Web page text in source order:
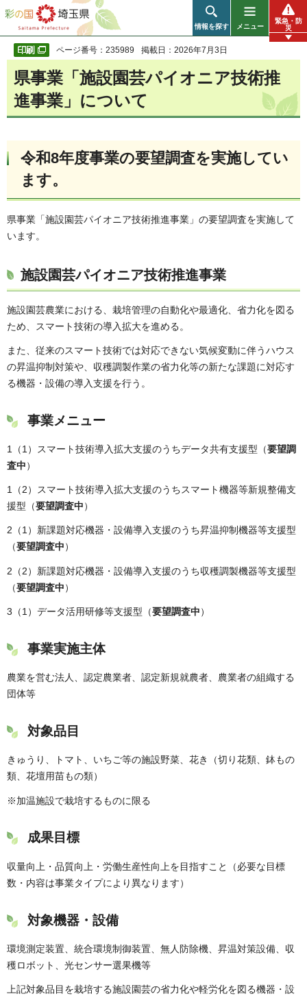
彩の国 埼玉県
情報を探す メニュー
緊急・防
災
ページ番号：235989 掲載日：2026年7月3日
県事業「施設園芸パイオニア技術推
進事業」について
令和8年度事業の要望調査を実施してい
ます。
県事業「施設園芸パイオニア技術推進事業」の要望調査を実施して
います。
施設園芸パイオニア技術推進事業
施設園芸農業における、栽培管理の自動化や最適化、省力化を図る
ため、スマート技術の導入拡大を進める。
また、従来のスマート技術では対応できない気候変動に伴うハウス
の昇温抑制対策や、収穫調製作業の省力化等の新たな課題に対応す
る機器・設備の導入支援を行う。
事業メニュー
1（1）スマート技術導入拡大支援のうちデータ共有支援型（要望調
査中）
1（2）スマート技術導入拡大支援のうちスマート機器等新規整備支
援型（要望調査中）
2（1）新課題対応機器・設備導入支援のうち昇温抑制機器等支援型
（要望調査中）
2（2）新課題対応機器・設備導入支援のうち収穫調製機器等支援型
（要望調査中）
3（1）データ活用研修等支援型（要望調査中）
事業実施主体
農業を営む法人、認定農業者、認定新規就農者、農業者の組織する
団体等
対象品目
きゅうり、トマト、いちご等の施設野菜、花き（切り花類、鉢もの
類、花壇用苗もの類）
※加温施設で栽培するものに限る
成果目標
収量向上・品質向上・労働生産性向上を目指すこと（必要な目標
数・内容は事業タイプにより異なります）
対象機器・設備
環境測定装置、統合環境制御装置、無人防除機、昇温対策設備、収
穫ロボット、光センサー選果機等
上記対象品目を栽培する施設園芸の省力化や軽労化を図る機器・設